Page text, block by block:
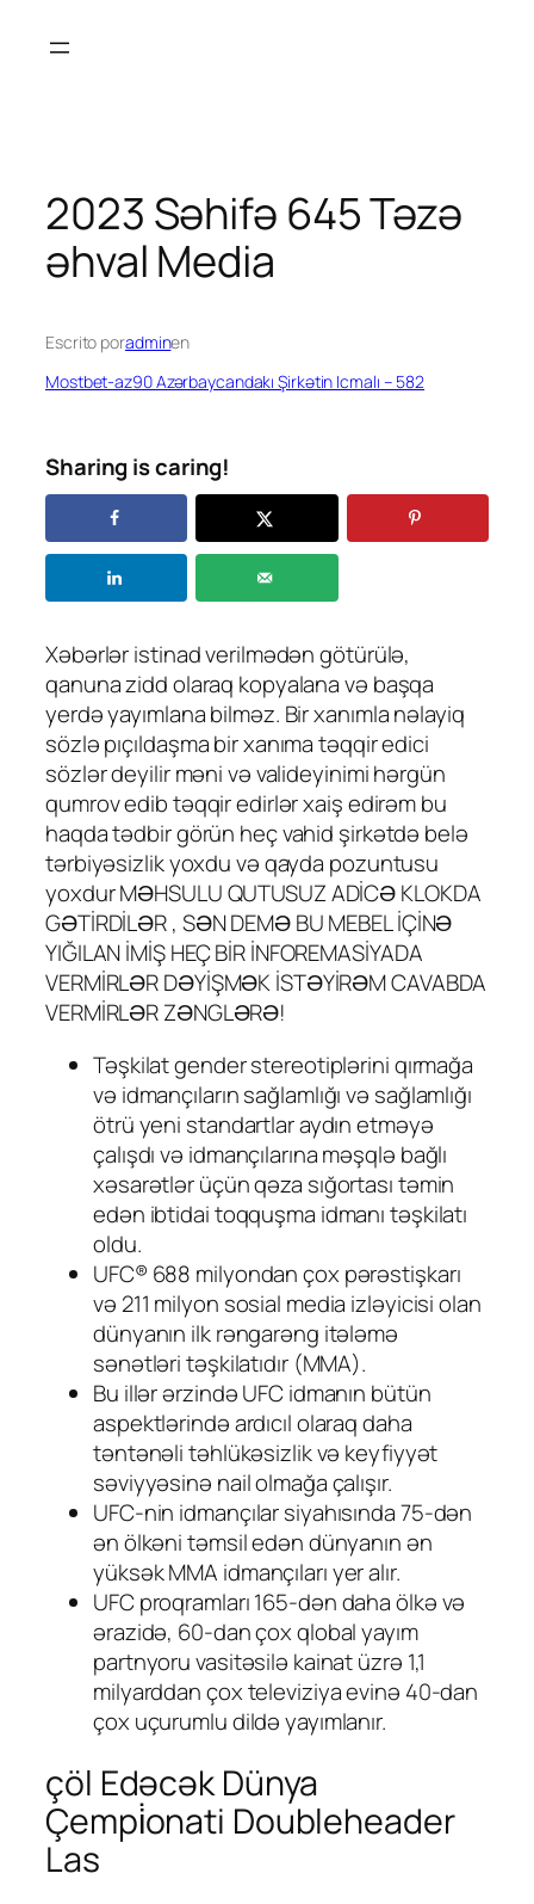
2023 Səhifə 645 Təzə
əhval Media
Escrito poradminen
Mostbet-az90 Azərbaycandakı Şirkətin Icmalı – 582
Sharing is caring!
Xəbərlər istinad verilmədən götürülə,
qanuna zidd olaraq kopyalana və başqa
yerdə yayımlana bilməz. Bir xanımla nəlayiq
sözlə pıçıldaşma bir xanıma təqqir edici
sözlər deyilir məni və valideyinimi hərgün
qumrov edib təqqir edirlər xaiş edirəm bu
haqda tədbir görün heç vahid şirkətdə belə
tərbiyəsizlik yoxdu və qayda pozuntusu
yoxdur MƏHSULU QUTUSUZ ADİCƏ KLOKDA
GƏTİRDİLƏR , SƏN DEMƏ BU MEBEL İÇİNƏ
YIĞILAN İMİŞ HEÇ BİR İNFOREMASİYADA
VERMİRLƏR DƏYİŞMƏK İSTƏYİRƏM CAVABDA
VERMİRLƏR ZƏNGLƏRƏ!
Təşkilat gender stereotiplərini qırmağa
və idmançıların sağlamlığı və sağlamlığı
ötrü yeni standartlar aydın etməyə
çalışdı və idmançılarına məşqlə bağlı
xəsarətlər üçün qəza sığortası təmin
edən ibtidai toqquşma idmanı təşkilatı
oldu.
UFC® 688 milyondan çox pərəstişkarı
və 211 milyon sosial media izləyicisi olan
dünyanın ilk rəngarəng itələmə
sənətləri təşkilatıdır (MMA).
Bu illər ərzində UFC idmanın bütün
aspektlərində ardıcıl olaraq daha
təntənəli təhlükəsizlik və keyfiyyət
səviyyəsinə nail olmağa çalışır.
UFC-nin idmançılar siyahısında 75-dən
ən ölkəni təmsil edən dünyanın ən
yüksək MMA idmançıları yer alır.
UFC proqramları 165-dən daha ölkə və
ərazidə, 60-dan çox qlobal yayım
partnyoru vasitəsilə kainat üzrə 1,1
milyarddan çox televiziya evinə 40-dan
çox uçurumlu dildə yayımlanır.
çöl Edəcək Dünya
Çempi̇onati Doubleheader
Las